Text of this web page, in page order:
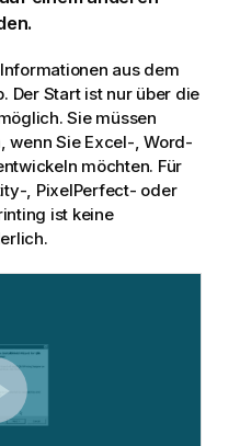
aus dem
Der Start ist nur über die
Sie müssen
wenn Sie Excel-, Word-
möchten. Für
-, PixelPerfect- oder
ist keine